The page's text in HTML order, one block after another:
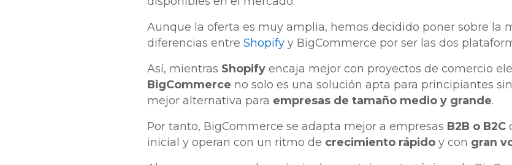
Aunque la oferta es muy amplia, hemos decidido poner sobre la
diferencias entre Shopify y BigCommerce por ser las dos
Así, mientras Shopify encaja mejor con proyectos de comercio
BigCommerce no solo es una solución apta para principiantes
mejor alternativa para empresas de tamaño medio y grande.
Por tanto, BigCommerce se adapta mejor a empresas B2B o B2C
inicial y operan con un ritmo de crecimiento rápido y con gran